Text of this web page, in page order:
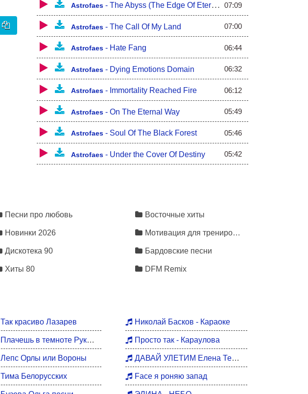
Astrofaes - The Abyss (The Edge Of Eternity) 07:09
Astrofaes - The Call Of My Land 07:00
Astrofaes - Hate Fang 06:44
Astrofaes - Dying Emotions Domain 06:32
Astrofaes - Immortality Reached Fire 06:12
Astrofaes - On The Eternal Way 05:49
Astrofaes - Soul Of The Black Forest 05:46
Astrofaes - Under the Cover Of Destiny 05:42
Песни про любовь
Новинки 2026
Дискотека 90
Хиты 80
Восточные хиты
Мотивация для тренировок
Бардовские песни
DFM Remix
Так красиво Лазарев
Плачешь в темноте Руки Вверх
Лепс Орлы или Вороны
Тима Белорусских
Николай Басков - Караоке
Просто так - Караулова
ДАВАЙ УЛЕТИМ Елена Темникова
Face я роняю запад